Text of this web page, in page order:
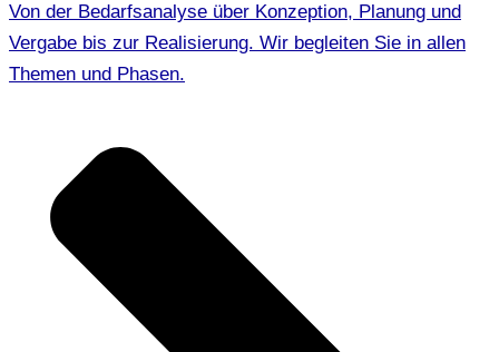
Von der Bedarfsanalyse über Konzeption, Planung und
Vergabe bis zur Realisierung. Wir begleiten Sie in allen
Themen und Phasen.